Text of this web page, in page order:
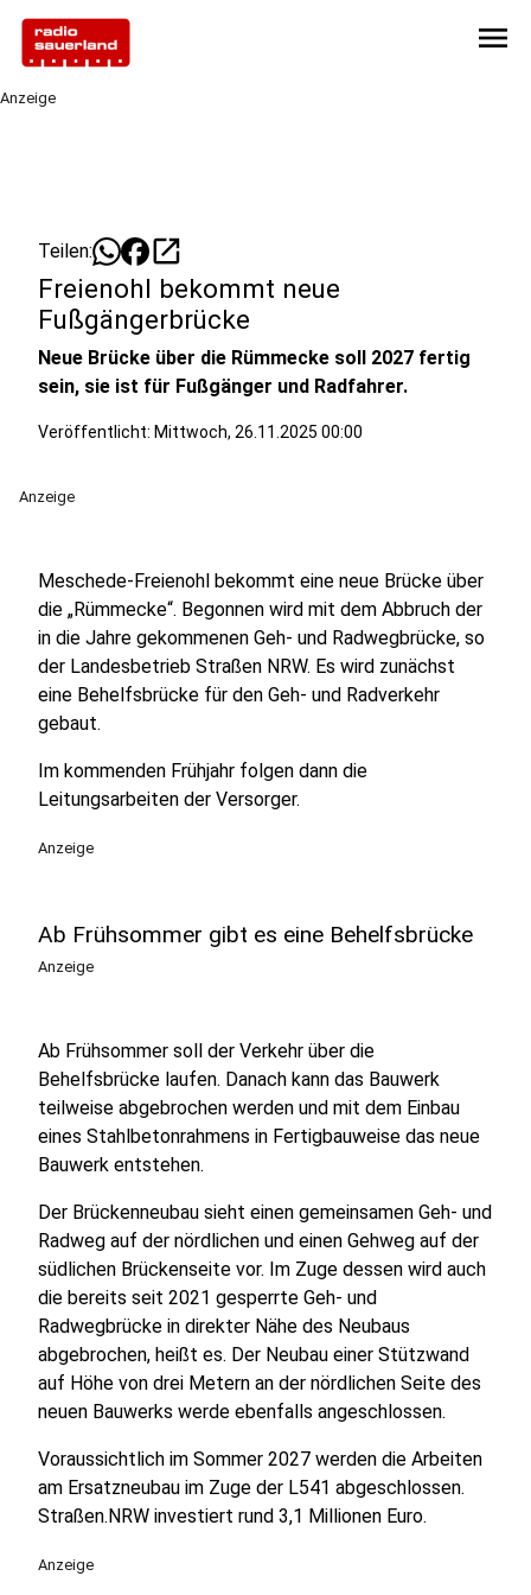
menu
Anzeige
Teilen: open_in_new
Freienohl bekommt neue
Fußgängerbrücke
Neue Brücke über die Rümmecke soll 2027 fertig
sein, sie ist für Fußgänger und Radfahrer.
Veröffentlicht: Mittwoch, 26.11.2025 00:00
Anzeige
Meschede-Freienohl bekommt eine neue Brücke über
die „Rümmecke“. Begonnen wird mit dem Abbruch der
in die Jahre gekommenen Geh- und Radwegbrücke, so
der Landesbetrieb Straßen NRW. Es wird zunächst
eine Behelfsbrücke für den Geh- und Radverkehr
gebaut.
Im kommenden Frühjahr folgen dann die
Leitungsarbeiten der Versorger.
Anzeige
Ab Frühsommer gibt es eine Behelfsbrücke
Anzeige
Ab Frühsommer soll der Verkehr über die
Behelfsbrücke laufen. Danach kann das Bauwerk
teilweise abgebrochen werden und mit dem Einbau
eines Stahlbetonrahmens in Fertigbauweise das neue
Bauwerk entstehen.
Der Brückenneubau sieht einen gemeinsamen Geh- und
Radweg auf der nördlichen und einen Gehweg auf der
südlichen Brückenseite vor. Im Zuge dessen wird auch
die bereits seit 2021 gesperrte Geh- und
Radwegbrücke in direkter Nähe des Neubaus
abgebrochen, heißt es. Der Neubau einer Stützwand
auf Höhe von drei Metern an der nördlichen Seite des
neuen Bauwerks werde ebenfalls angeschlossen.
Voraussichtlich im Sommer 2027 werden die Arbeiten
am Ersatzneubau im Zuge der L541 abgeschlossen.
Straßen.NRW investiert rund 3,1 Millionen Euro.
Anzeige